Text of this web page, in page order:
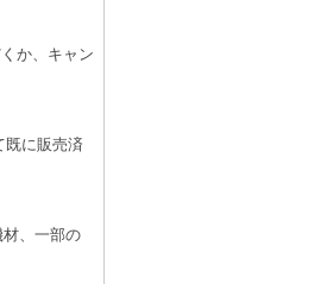
か、キャン
既に販売済
、一部の